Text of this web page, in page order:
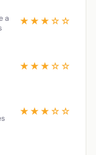
a
★★★☆☆
★★★☆☆
★★★☆☆